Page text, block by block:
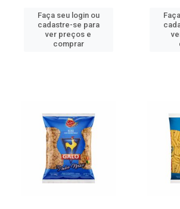
Faça seu login ou
cadastre-se para
ver preços e
comprar